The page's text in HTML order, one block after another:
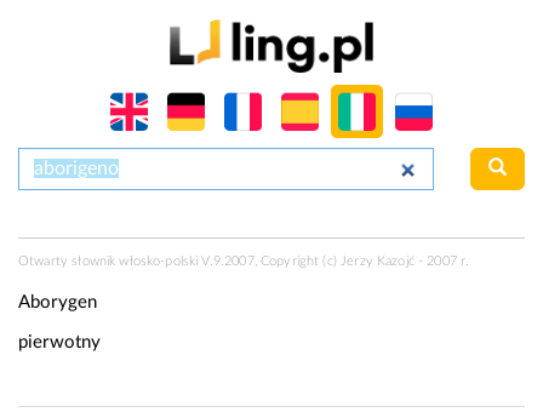
Otwarty słownik włosko-polski V.9.2007, Copyright (c) Jerzy Kazojć - 2007 r.
Aborygen
pierwotny